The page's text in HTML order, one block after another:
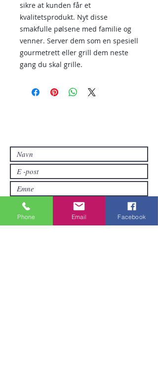
sikre at kunden får et
kvalitetsprodukt. Nyt disse
smakfulle pølsene med familie og
venner. Server dem som en spesiell
gourmetrett eller grill dem neste
gang du skal grille.
nettbutikken.
Phone Email Facebook